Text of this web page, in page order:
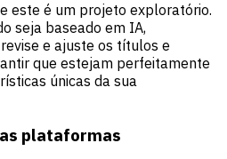
este é um projeto exploratório.
seja baseado em IA,
e ajuste os títulos e
que estejam perfeitamente
únicas da sua
plataformas